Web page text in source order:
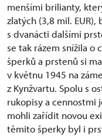
menšími brilianty,
zlatých (3,8 mil.
s dvanácti dalšími
se tak rázem snížila o
šperků a prstenů si
v květnu 1945 na
z Kynžvartu. Spolu s
rukopisy a cennostmi
mohli zařídit novou
těmito šperky byl i